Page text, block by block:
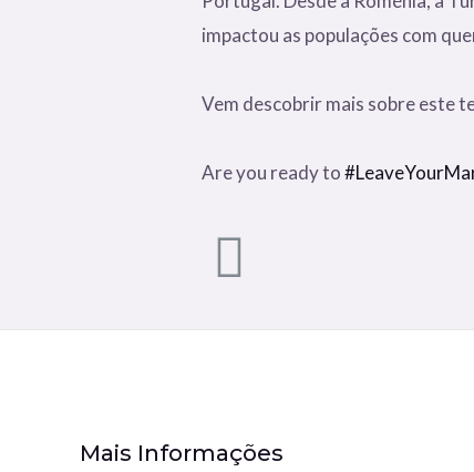
impactou as populações com
Vem descobrir mais sobre este
Are you ready to
Mais Informações